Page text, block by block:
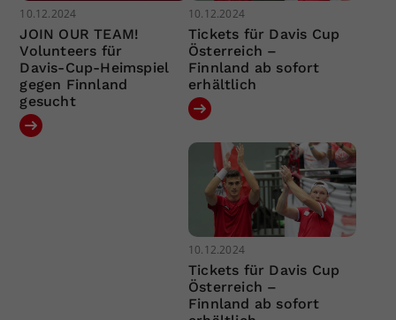
10.12.2024
JOIN OUR TEAM!
Volunteers für
Davis-Cup-Heimspiel
gegen Finnland
gesucht
10.12.2024
Tickets für Davis Cup
Österreich –
Finnland ab sofort
erhältlich
10.12.2024
Tickets für Davis Cup
Österreich –
Finnland ab sofort